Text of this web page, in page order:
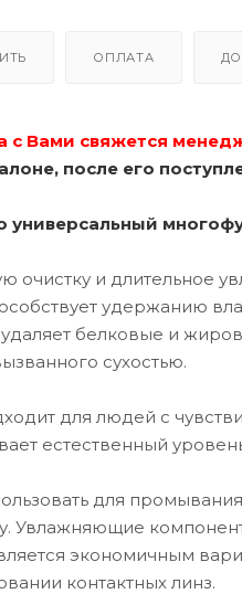
ОПЛАТА
с Вами свяжется
после его
универсальный
очистку и длительное
удержанию
удаляет белковые и
сухостью.
для людей с
естественный
для
Увлажняющие
экономичным
контактных линз.